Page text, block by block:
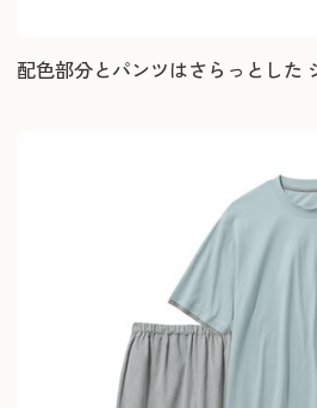
配色部分とパンツはさらっとした